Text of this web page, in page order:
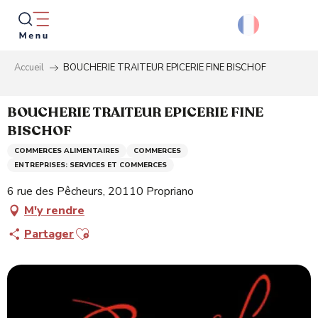
Aller
contenu
principal
Accueil BOUCHERIE TRAITEUR EPICERIE FINE BISCHOF
BOUCHERIE TRAITEUR EPICERIE FINE
BISCHOF
COMMERCES ALIMENTAIRES
COMMERCES
ENTREPRISES: SERVICES ET COMMERCES
6 rue des Pêcheurs, 20110 Propriano
M'y rendre
PartagerAjouter aux favoris